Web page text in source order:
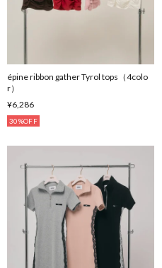
épine ribbon gather Tyrol tops（4colo
r）
¥6,286
30%OFF